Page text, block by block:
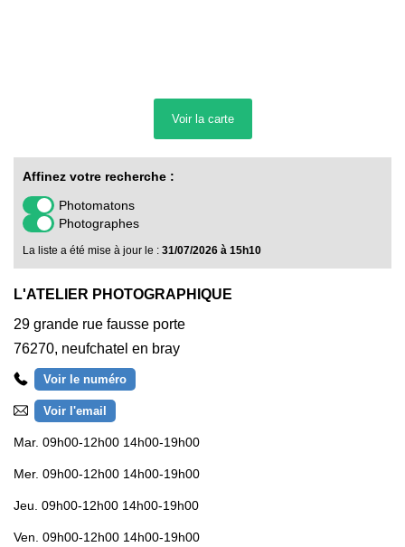
Voir la carte
Affinez votre recherche :
Photomatons
Photographes
La liste a été mise à jour le : 31/07/2026 à 15h10
L'ATELIER PHOTOGRAPHIQUE
29 grande rue fausse porte
76270, neufchatel en bray
Voir le numéro
Voir l'email
Mar. 09h00-12h00 14h00-19h00
Mer. 09h00-12h00 14h00-19h00
Jeu. 09h00-12h00 14h00-19h00
Ven. 09h00-12h00 14h00-19h00